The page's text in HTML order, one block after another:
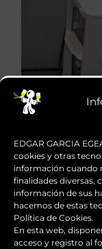
EDGAR GARCIA
cookies y otras
información cuando
finalidades diversas,
información de sus
hacemos de estas
Política de Cookies.
En esta web,
acceso y registro al